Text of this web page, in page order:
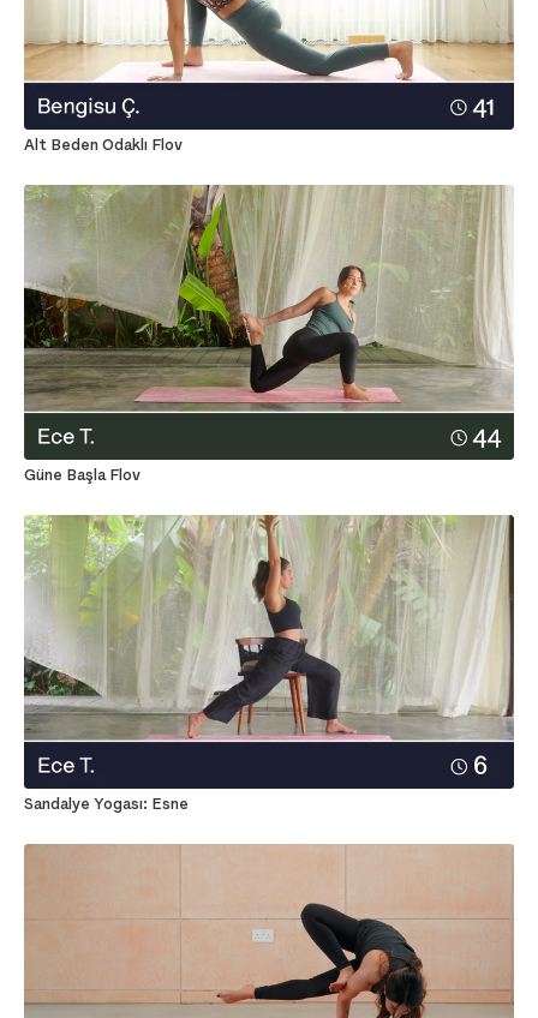
Alt Beden Odaklı Flov
Güne Başla Flov
Sandalye Yogası: Esne